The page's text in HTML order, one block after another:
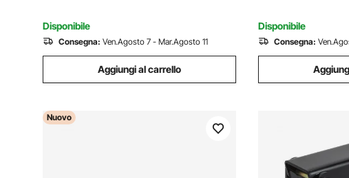
Disponibile
Consegna: Ven.Agosto 7 - Mar.Agosto 11
Aggiungi al carrello
Disponibile
Consegna:
Nuovo